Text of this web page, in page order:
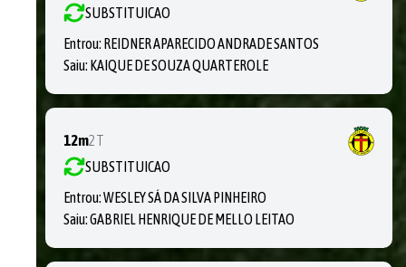
SUBSTITUICAO
Entrou: REIDNER APARECIDO ANDRADE SANTOS
Saiu: KAIQUE DE SOUZA QUARTEROLE
12m2T
SUBSTITUICAO
Entrou:WESLEY SÁ DA SILVA PINHEIRO
Saiu:GABRIEL HENRIQUE DE MELLO LEITAO